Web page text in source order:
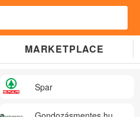
MARKETPLACE
Spar